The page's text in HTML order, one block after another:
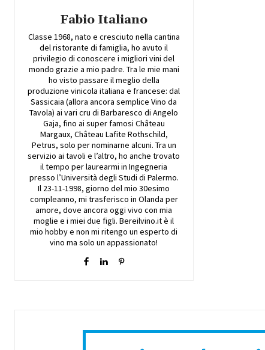
Fabio Italiano
Classe 1968, nato e cresciuto nella cantina
del ristorante di famiglia, ho avuto il
privilegio di conoscere i migliori vini del
mondo grazie a mio padre. Tra le mie mani
ho visto passare il meglio della
produzione vinicola italiana e francese: dal
Sassicaia (allora ancora semplice Vino da
Tavola) ai vari cru di Barbaresco di Angelo
Gaja, fino ai super famosi Château
Margaux, Château Lafite Rothschild,
Petrus, solo per nominarne alcuni. Tra un
servizio ai tavoli e l’altro, ho anche trovato
il tempo per laurearmi in Ingegneria
presso l’Università degli Studi di Palermo.
Il 23-11-1998, giorno del mio 30esimo
compleanno, mi trasferisco in Olanda per
amore, dove ancora oggi vivo con mia
moglie e i miei due figli. Bereilvino.it è il
mio hobby e non mi ritengo un esperto di
vino ma solo un appassionato!